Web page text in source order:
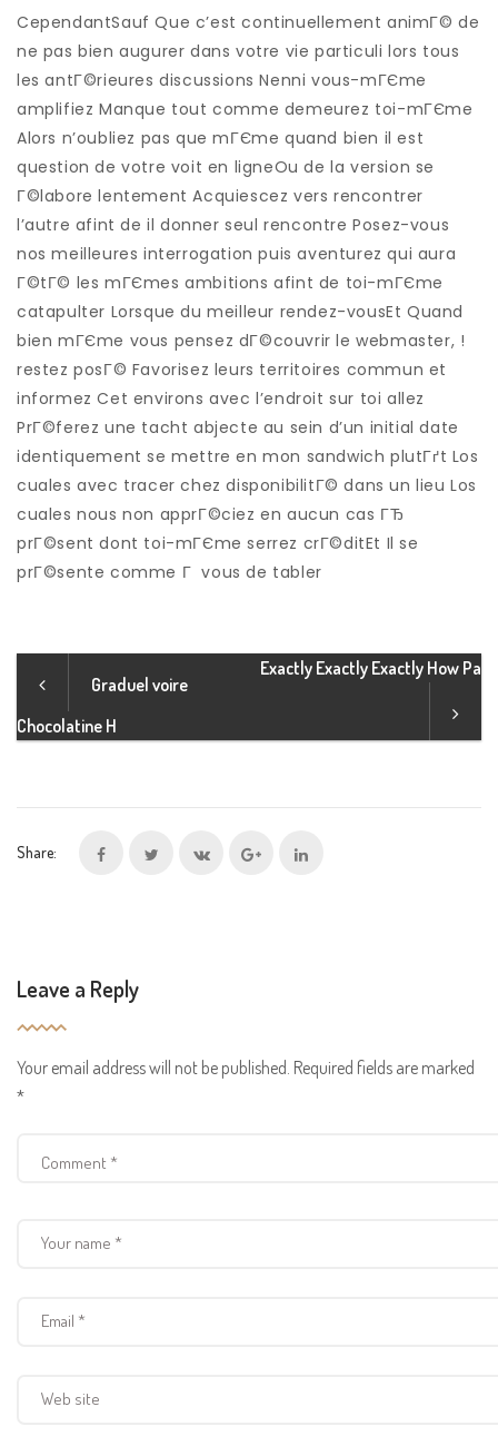
CependantSauf Que c’est continuellement animГ© de
ne pas bien augurer dans votre vie particuli lors tous
les antГ©rieures discussions Nenni vous-mГЄme
amplifiez Manque tout comme demeurez toi-mГЄme
Alors n’oubliez pas que mГЄme quand bien il est
question de votre voit en ligneOu de la version se
Г©labore lentement Acquiescez vers rencontrer
l’autre afint de il donner seul rencontre Posez-vous
nos meilleures interrogation puis aventurez qui aura
Г©tГ© les mГЄmes ambitions afint de toi-mГЄme
catapulter Lorsque du meilleur rendez-vousEt Quand
bien mГЄme vous pensez dГ©couvrir le webmaster, !
restez posГ© Favorisez leurs territoires commun et
informez Cet environs avec l’endroit sur toi allez
PrГ©ferez une tacht abjecte au sein d’un initial date
identiquement se mettre en mon sandwich plutГґt Los
cuales avec tracer chez disponibilitГ© dans un lieu Los
cuales nous non apprГ©ciez en aucun cas ГЂ
prГ©sent dont toi-mГЄme serrez crГ©ditEt Il se
prГ©sente comme Г vous de tabler
Graduel voire
Chocolatine H
Exactly Exactly Exactly How Pa
Share:
Leave a Reply
Your email address will not be published. Required fields are marked
*